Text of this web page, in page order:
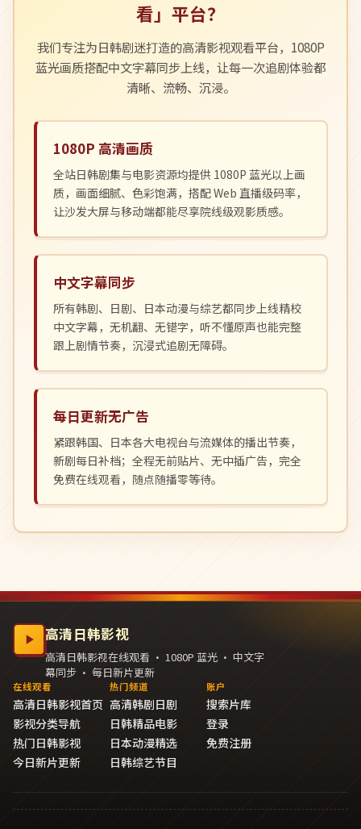
看」平台？
我们专注为日韩剧迷打造的高清影视观看平台，1080P
蓝光画质搭配中文字幕同步上线，让每一次追剧体验都
清晰、流畅、沉浸。
1080P 高清画质
全站日韩剧集与电影资源均提供 1080P 蓝光以上画
质，画面细腻、色彩饱满，搭配 Web 直播级码率，
让沙发大屏与移动端都能尽享院线级观影质感。
中文字幕同步
所有韩剧、日剧、日本动漫与综艺都同步上线精校
中文字幕，无机翻、无错字，听不懂原声也能完整
跟上剧情节奏，沉浸式追剧无障碍。
每日更新无广告
紧跟韩国、日本各大电视台与流媒体的播出节奏，
新剧每日补档；全程无前贴片、无中插广告，完全
免费在线观看，随点随播零等待。
高清日韩影视
高清日韩影视在线观看 · 1080P 蓝光 · 中文字
幕同步 · 每日新片更新
在线观看
高清日韩影视首页
影视分类导航
热门日韩影视
今日新片更新
热门频道
高清韩剧日剧
日韩精品电影
日本动漫精选
日韩综艺节目
账户
搜索片库
登录
免费注册